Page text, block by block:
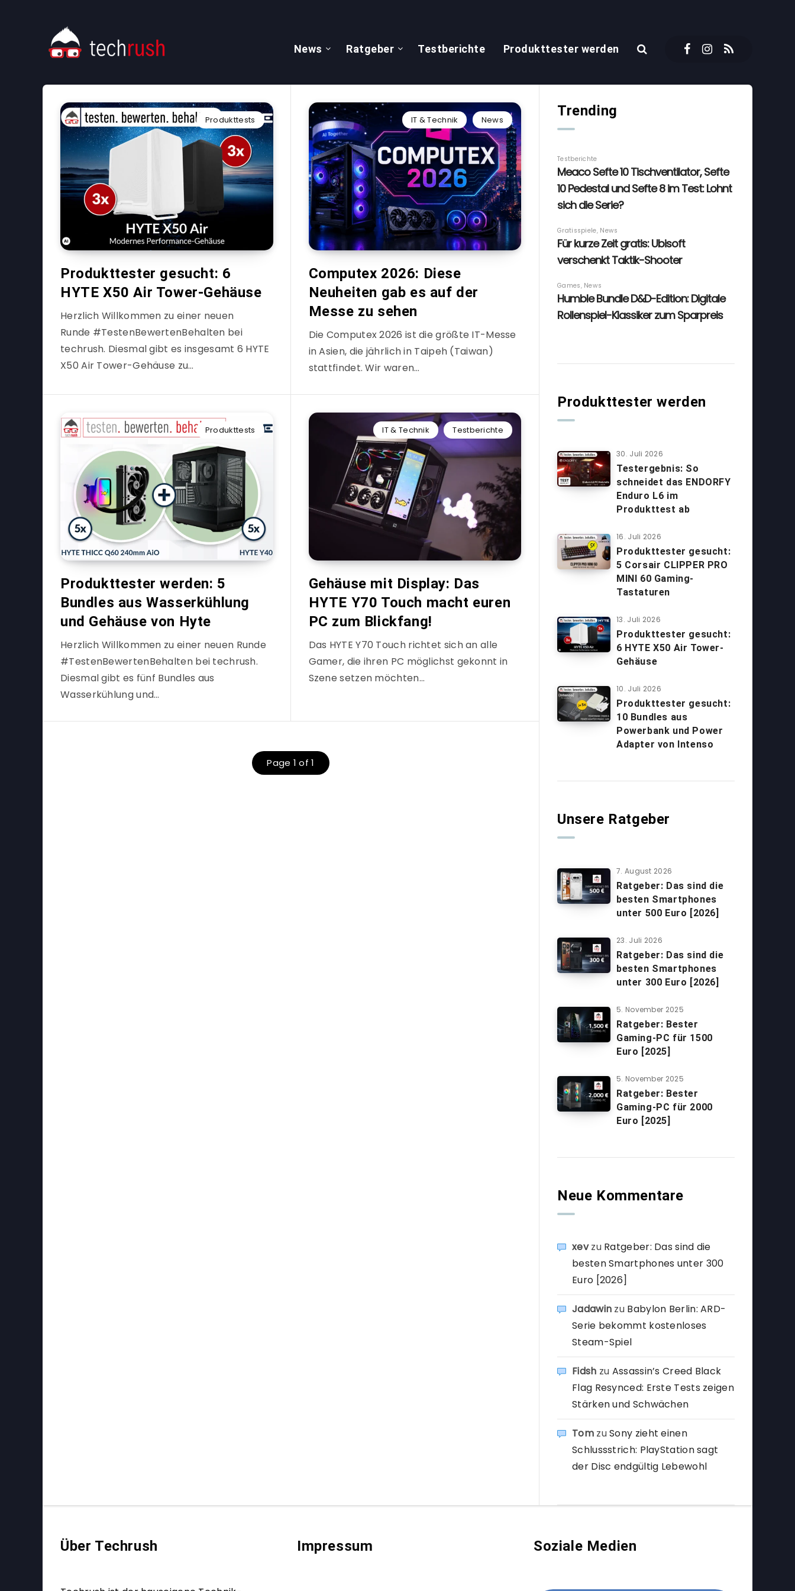
News Ratgeber Testberichte Produkttester werden
Produkttests
Produkttester gesucht: 6
HYTE X50 Air Tower-Gehäuse
Herzlich Willkommen zu einer neuen
Runde #TestenBewertenBehalten bei
techrush. Diesmal gibt es insgesamt 6 HYTE
X50 Air Tower-Gehäuse zu…
IT & Technik News
Computex 2026: Diese
Neuheiten gab es auf der
Messe zu sehen
Die Computex 2026 ist die größte IT-Messe
in Asien, die jährlich in Taipeh (Taiwan)
stattfindet. Wir waren…
Produkttests
Produkttester werden: 5
Bundles aus Wasserkühlung
und Gehäuse von Hyte
Herzlich Willkommen zu einer neuen Runde
#TestenBewertenBehalten bei techrush.
Diesmal gibt es fünf Bundles aus
Wasserkühlung und…
IT & Technik Testberichte
Gehäuse mit Display: Das
HYTE Y70 Touch macht euren
PC zum Blickfang!
Das HYTE Y70 Touch richtet sich an alle
Gamer, die ihren PC möglichst gekonnt in
Szene setzen möchten…
Page 1 of 1
Trending
Produkttester werden
30. Juli 2026
Testergebnis: So
schneidet das ENDORFY
Enduro L6 im
Produkttest ab
16. Juli 2026
Produkttester gesucht:
5 Corsair CLIPPER PRO
MINI 60 Gaming-
Tastaturen
13. Juli 2026
Produkttester gesucht:
6 HYTE X50 Air Tower-
Gehäuse
10. Juli 2026
Produkttester gesucht:
10 Bundles aus
Powerbank und Power
Adapter von Intenso
Unsere Ratgeber
7. August 2026
Ratgeber: Das sind die
besten Smartphones
unter 500 Euro [2026]
23. Juli 2026
Ratgeber: Das sind die
besten Smartphones
unter 300 Euro [2026]
5. November 2025
Ratgeber: Bester
Gaming-PC für 1500
Euro [2025]
5. November 2025
Ratgeber: Bester
Gaming-PC für 2000
Euro [2025]
Neue Kommentare
xevzu Ratgeber: Das sind die
besten Smartphones unter 300
Euro [2026]
Jadawin zu Babylon Berlin: ARD-
Serie bekommt kostenloses
Steam-Spiel
Fidsh zu Assassin’s Creed Black
Flag Resynced: Erste Tests zeigen
Stärken und Schwächen
TomzuSony zieht einen
Schlussstrich: PlayStation sagt
der Disc endgültig Lebewohl
Über Techrush Impressum Soziale Medien